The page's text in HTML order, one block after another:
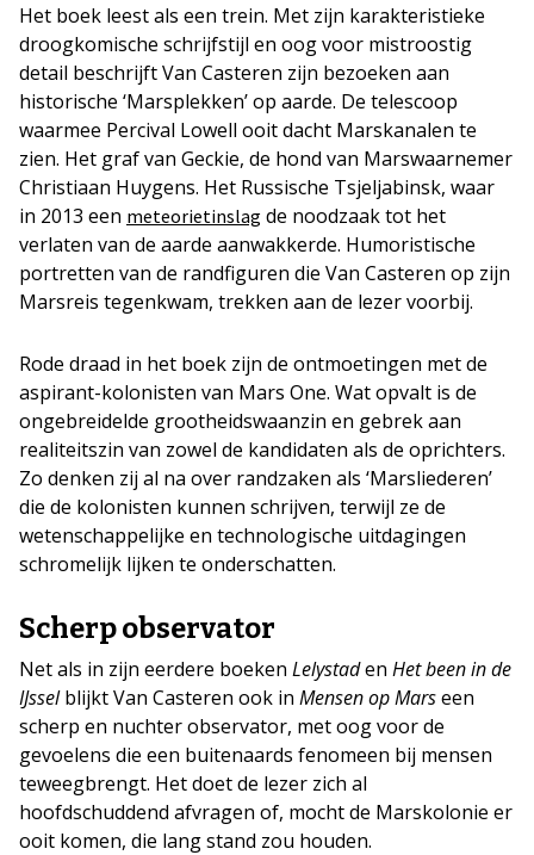
Het boek leest als een trein. Met zijn karakteristieke
droogkomische schrijfstijl en oog voor mistroostig
detail beschrijft Van Casteren zijn bezoeken aan
historische ‘Marsplekken’ op aarde. De telescoop
waarmee Percival Lowell ooit dacht Marskanalen te
zien. Het graf van Geckie, de hond van Marswaarnemer
Christiaan Huygens. Het Russische Tsjeljabinsk, waar
in 2013 een meteorietinslag de noodzaak tot het
verlaten van de aarde aanwakkerde. Humoristische
portretten van de randfiguren die Van Casteren op zijn
Marsreis tegenkwam, trekken aan de lezer voorbij.
Rode draad in het boek zijn de ontmoetingen met de
aspirant-kolonisten van Mars One. Wat opvalt is de
ongebreidelde grootheidswaanzin en gebrek aan
realiteitszin van zowel de kandidaten als de oprichters.
Zo denken zij al na over randzaken als ‘Marsliederen’
die de kolonisten kunnen schrijven, terwijl ze de
wetenschappelijke en technologische uitdagingen
schromelijk lijken te onderschatten.
Scherp observator
Net als in zijn eerdere boeken Lelystaden Het been in de
IJsselblijkt Van Casteren ook in Mensen op Marseen
scherp en nuchter observator, met oog voor de
gevoelens die een buitenaards fenomeen bij mensen
teweegbrengt. Het doet de lezer zich al
hoofdschuddend afvragen of, mocht de Marskolonie er
ooit komen, die lang stand zou houden.